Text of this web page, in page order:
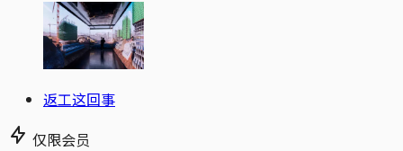
返工这回事
仅限会员